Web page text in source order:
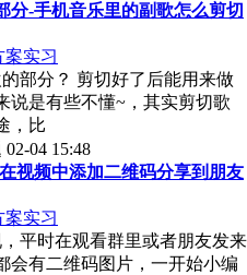
分-手机音乐里的副歌怎么剪切
案实习
部分？ 剪切好了后能用来做
说是有些不懂~，其实剪切歌
，比
02-04 15:48
视频中添加二维码分享到朋友
案实习
平时在观看群里或者朋友发来
会有二维码图片，一开始小编